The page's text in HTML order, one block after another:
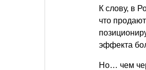
К слову, в
что
эффекта
Но… чем